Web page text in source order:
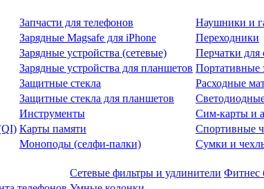
Запчасти для телефонов Наушники и
Зарядные Magsafe для iPhone Переходники
Зарядные устройства (сетевые) Перчатки для
Зарядные устройства для планшетов Портативные
Защитные стекла Расходные
Защитные стекла для планшетов
Инструменты
Сим-карты и
Карты памяти
Спортивные
Моноподы (селфи-палки)
Сумки и
Сетевые фильтры и удлинители Фитнес